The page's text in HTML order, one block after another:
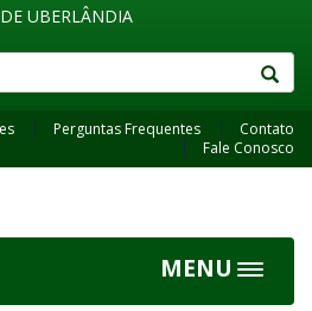
UBERLÂNDIA
Perguntas Frequentes
Contato
Fale Conosco
MENU
Toggle